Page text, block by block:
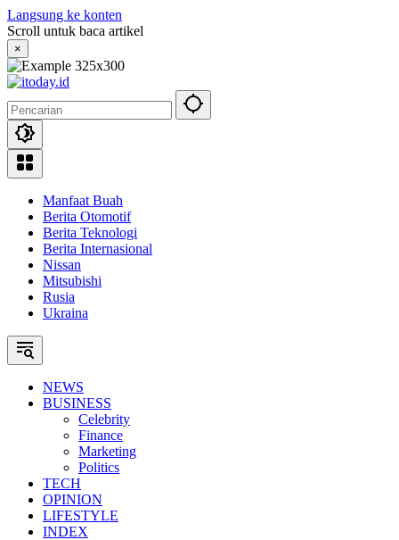
Langsung ke konten
Scroll untuk baca artikel
×
Manfaat Buah
Berita Otomotif
Berita Teknologi
Berita Internasional
Nissan
Mitsubishi
Rusia
Ukraina
NEWS
BUSINESS
Celebrity
Finance
Marketing
Politics
TECH
OPINION
LIFESTYLE
INDEX